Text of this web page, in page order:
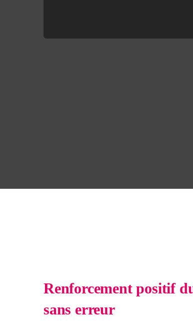
Renforcement positif
sans erreur